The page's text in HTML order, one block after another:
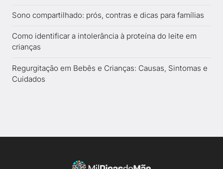
Sono compartilhado: prós, contras e dicas para famílias
Como identificar a intolerância à proteína do leite em
crianças
Regurgitação em Bebês e Crianças: Causas, Sintomas e
Cuidados